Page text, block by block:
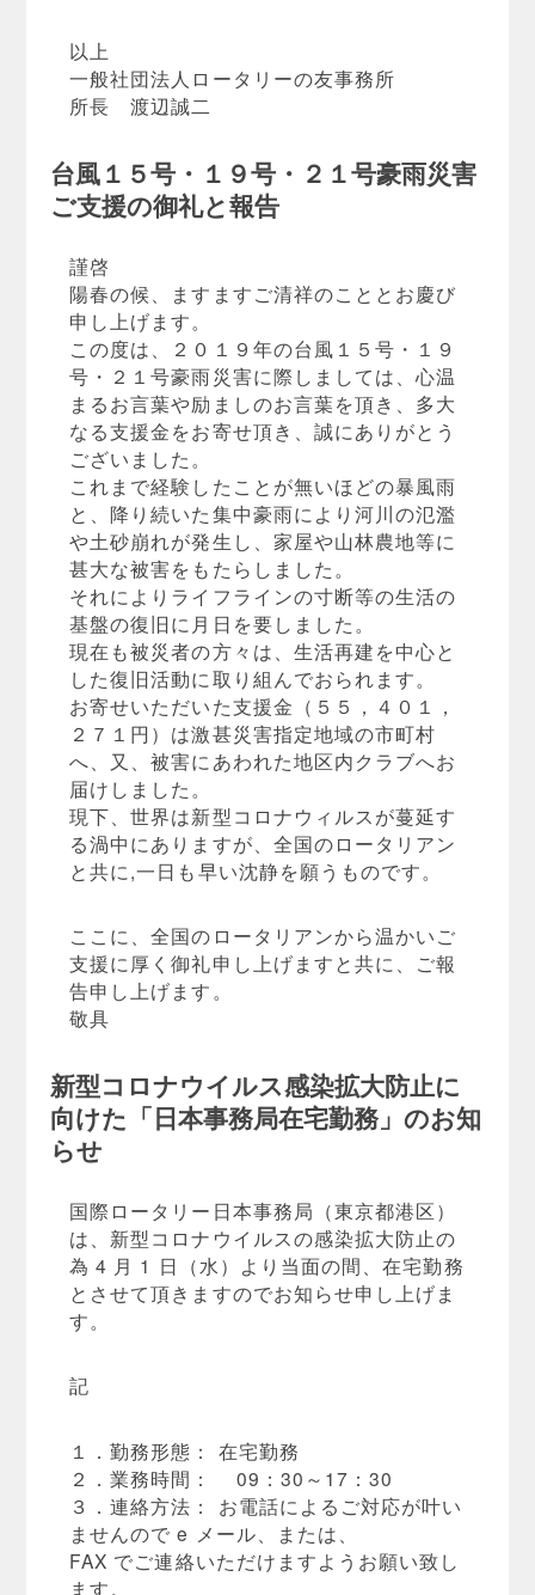
以上
一般社団法人ロータリーの友事務所
所長 渡辺誠二
台風１５号・１９号・２１号豪雨災害
ご支援の御礼と報告
謹啓
陽春の候、ますますご清祥のこととお慶び
申し上げます。
この度は、２０１９年の台風１５号・１９
号・２１号豪雨災害に際しましては、心温
まるお言葉や励ましのお言葉を頂き、多大
なる支援金をお寄せ頂き、誠にありがとう
ございました。
これまで経験したことが無いほどの暴風雨
と、降り続いた集中豪雨により河川の氾濫
や土砂崩れが発生し、家屋や山林農地等に
甚大な被害をもたらしました。
それによりライフラインの寸断等の生活の
基盤の復旧に月日を要しました。
現在も被災者の方々は、生活再建を中心と
した復旧活動に取り組んでおられます。
お寄せいただいた支援金（５５，４０１，
２７１円）は激甚災害指定地域の市町村
へ、又、被害にあわれた地区内クラブへお
届けしました。
現下、世界は新型コロナウィルスが蔓延す
る渦中にありますが、全国のロータリアン
と共に,一日も早い沈静を願うものです。
ここに、全国のロータリアンから温かいご
支援に厚く御礼申し上げますと共に、ご報
告申し上げます。
敬具
新型コロナウイルス感染拡大防止に
向けた「日本事務局在宅勤務」のお知
らせ
国際ロータリー日本事務局（東京都港区）
は、新型コロナウイルスの感染拡大防止の
為 4 月 1 日（水）より当面の間、在宅勤務
とさせて頂きますのでお知らせ申し上げま
す。
記
１．勤務形態： 在宅勤務
２．業務時間： 09：30～17：30
３．連絡方法： お電話によるご対応が叶い
ませんので e メール、または、
FAX でご連絡いただけますようお願い致し
ます。